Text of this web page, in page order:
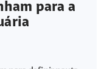
para a